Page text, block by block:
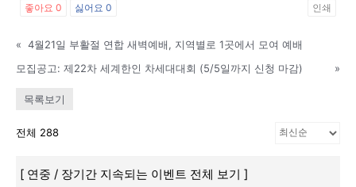
좋아요 0 싫어요 0 인쇄
« 4월21일 부활절 연합 새벽예배, 지역별로 1곳에서 모여 예배
모집공고: 제22차 세계한인 차세대대회 (5/5일까지 신청 마감)
»
목록보기
전체 288
[ 연중 / 장기간 지속되는 이벤트 전체 보기 ]